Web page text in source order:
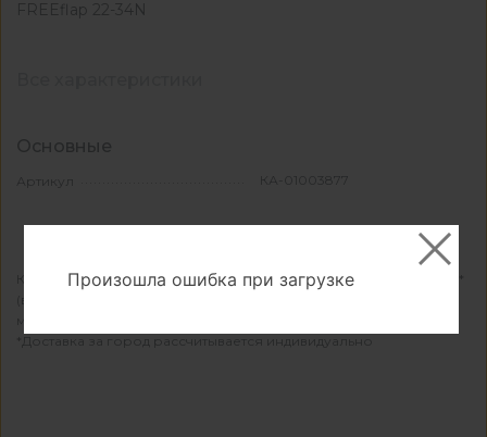
FREEflap 22-34N
Основные
Артикул КА-01003877
КДМ осуществляет бесплатную доставку при заказе от 15 000 ₽*
*Доставка за город рассчитывается индивидуально
Произошла ошибка при загрузке